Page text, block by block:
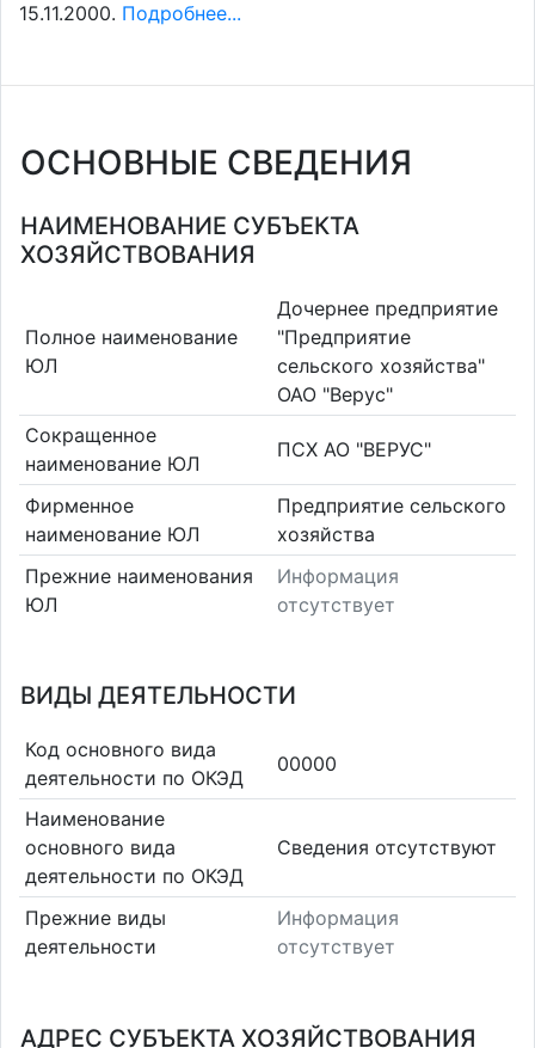
15.11.2000. Подробнее...
ОСНОВНЫЕ СВЕДЕНИЯ
НАИМЕНОВАНИЕ СУБЪЕКТА
ХОЗЯЙСТВОВАНИЯ
Полное наименование
ЮЛ
Дочернее предприятие
"Предприятие
сельского хозяйства"
ОАО "Верус"
Сокращенное
наименование ЮЛ
ПСХ АО "ВЕРУС"
Фирменное
наименование ЮЛ
Предприятие сельского
хозяйства
Прежние наименования
ЮЛ
Информация
отсутствует
ВИДЫ ДЕЯТЕЛЬНОСТИ
Код основного вида
деятельности по ОКЭД
00000
Наименование
основного вида
деятельности по ОКЭД
Cведения отсутствуют
Прежние виды
деятельности
Информация
отсутствует
АДРЕС СУБЪЕКТА ХОЗЯЙСТВОВАНИЯ